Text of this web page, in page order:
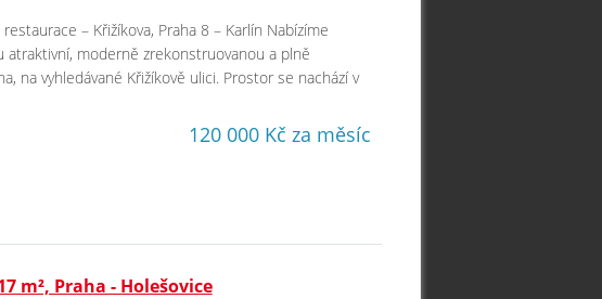
– Křižíkova, Praha 8 – Karlín Nabízíme
moderně zrekonstruovanou a plně
na vyhledávané Křižíkově ulici. Prostor se nachází v
120 000 Kč za měsíc
m², Praha - Holešovice